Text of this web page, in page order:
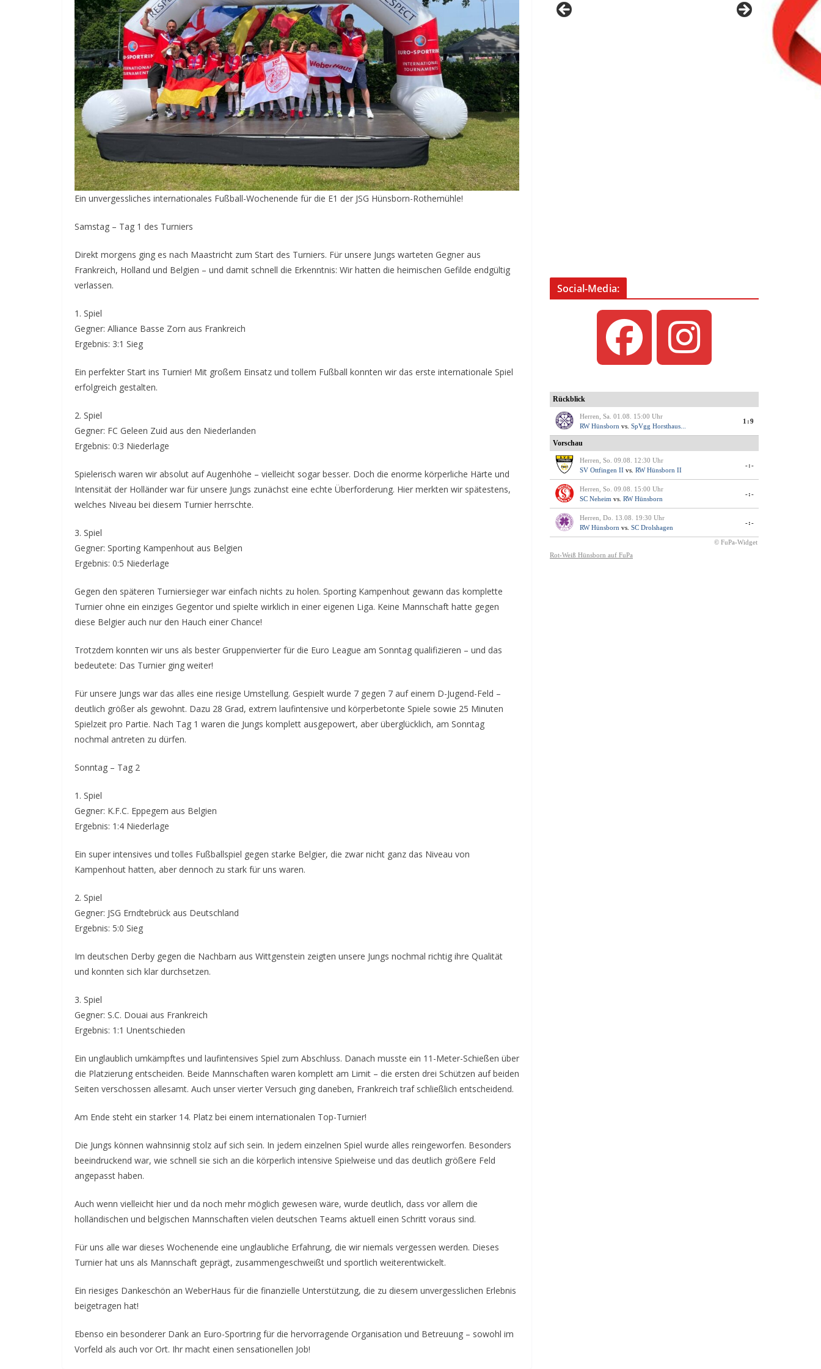
Ein unvergessliches internationales Fußball-Wochenende für die E1 der JSG Hünsborn-Rothemühle!
Samstag – Tag 1 des Turniers
Direkt morgens ging es nach Maastricht zum Start des Turniers. Für unsere Jungs warteten Gegner aus
Frankreich, Holland und Belgien – und damit schnell die Erkenntnis: Wir hatten die heimischen Gefilde endgültig
verlassen.
1. Spiel
Gegner: Alliance Basse Zorn aus Frankreich
Ergebnis: 3:1 Sieg
Ein perfekter Start ins Turnier! Mit großem Einsatz und tollem Fußball konnten wir das erste internationale Spiel
erfolgreich gestalten.
2. Spiel
Gegner: FC Geleen Zuid aus den Niederlanden
Ergebnis: 0:3 Niederlage
Spielerisch waren wir absolut auf Augenhöhe – vielleicht sogar besser. Doch die enorme körperliche Härte und
Intensität der Holländer war für unsere Jungs zunächst eine echte Überforderung. Hier merkten wir spätestens,
welches Niveau bei diesem Turnier herrschte.
3. Spiel
Gegner: Sporting Kampenhout aus Belgien
Ergebnis: 0:5 Niederlage
Gegen den späteren Turniersieger war einfach nichts zu holen. Sporting Kampenhout gewann das komplette
Turnier ohne ein einziges Gegentor und spielte wirklich in einer eigenen Liga. Keine Mannschaft hatte gegen
diese Belgier auch nur den Hauch einer Chance!
Trotzdem konnten wir uns als bester Gruppenvierter für die Euro League am Sonntag qualifizieren – und das
bedeutete: Das Turnier ging weiter!
Für unsere Jungs war das alles eine riesige Umstellung. Gespielt wurde 7 gegen 7 auf einem D-Jugend-Feld –
deutlich größer als gewohnt. Dazu 28 Grad, extrem laufintensive und körperbetonte Spiele sowie 25 Minuten
Spielzeit pro Partie. Nach Tag 1 waren die Jungs komplett ausgepowert, aber überglücklich, am Sonntag
nochmal antreten zu dürfen.
Sonntag – Tag 2
1. Spiel
Gegner: K.F.C. Eppegem aus Belgien
Ergebnis: 1:4 Niederlage
Ein super intensives und tolles Fußballspiel gegen starke Belgier, die zwar nicht ganz das Niveau von
Kampenhout hatten, aber dennoch zu stark für uns waren.
2. Spiel
Gegner: JSG Erndtebrück aus Deutschland
Ergebnis: 5:0 Sieg
Im deutschen Derby gegen die Nachbarn aus Wittgenstein zeigten unsere Jungs nochmal richtig ihre Qualität
und konnten sich klar durchsetzen.
3. Spiel
Gegner: S.C. Douai aus Frankreich
Ergebnis: 1:1 Unentschieden
Ein unglaublich umkämpftes und laufintensives Spiel zum Abschluss. Danach musste ein 11-Meter-Schießen über
die Platzierung entscheiden. Beide Mannschaften waren komplett am Limit – die ersten drei Schützen auf beiden
Seiten verschossen allesamt. Auch unser vierter Versuch ging daneben, Frankreich traf schließlich entscheidend.
Am Ende steht ein starker 14. Platz bei einem internationalen Top-Turnier!
Die Jungs können wahnsinnig stolz auf sich sein. In jedem einzelnen Spiel wurde alles reingeworfen. Besonders
beeindruckend war, wie schnell sie sich an die körperlich intensive Spielweise und das deutlich größere Feld
angepasst haben.
Auch wenn vielleicht hier und da noch mehr möglich gewesen wäre, wurde deutlich, dass vor allem die
holländischen und belgischen Mannschaften vielen deutschen Teams aktuell einen Schritt voraus sind.
Für uns alle war dieses Wochenende eine unglaubliche Erfahrung, die wir niemals vergessen werden. Dieses
Turnier hat uns als Mannschaft geprägt, zusammengeschweißt und sportlich weiterentwickelt.
Ein riesiges Dankeschön an WeberHaus für die finanzielle Unterstützung, die zu diesem unvergesslichen Erlebnis
beigetragen hat!
Ebenso ein besonderer Dank an Euro-Sportring für die hervorragende Organisation und Betreuung – sowohl im
Vorfeld als auch vor Ort. Ihr macht einen sensationellen Job!
Social-Media: